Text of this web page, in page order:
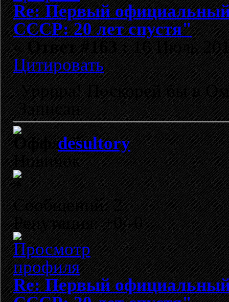
Re: Первый
СССР: 20 лет спустя"
«Ответ #163 :16 Июль
Цитировать
Урррра! Поскорей бы в
Записан
desultory
Новичок
Сообщений: 2
Репутация: +0/-0
Re: Первый